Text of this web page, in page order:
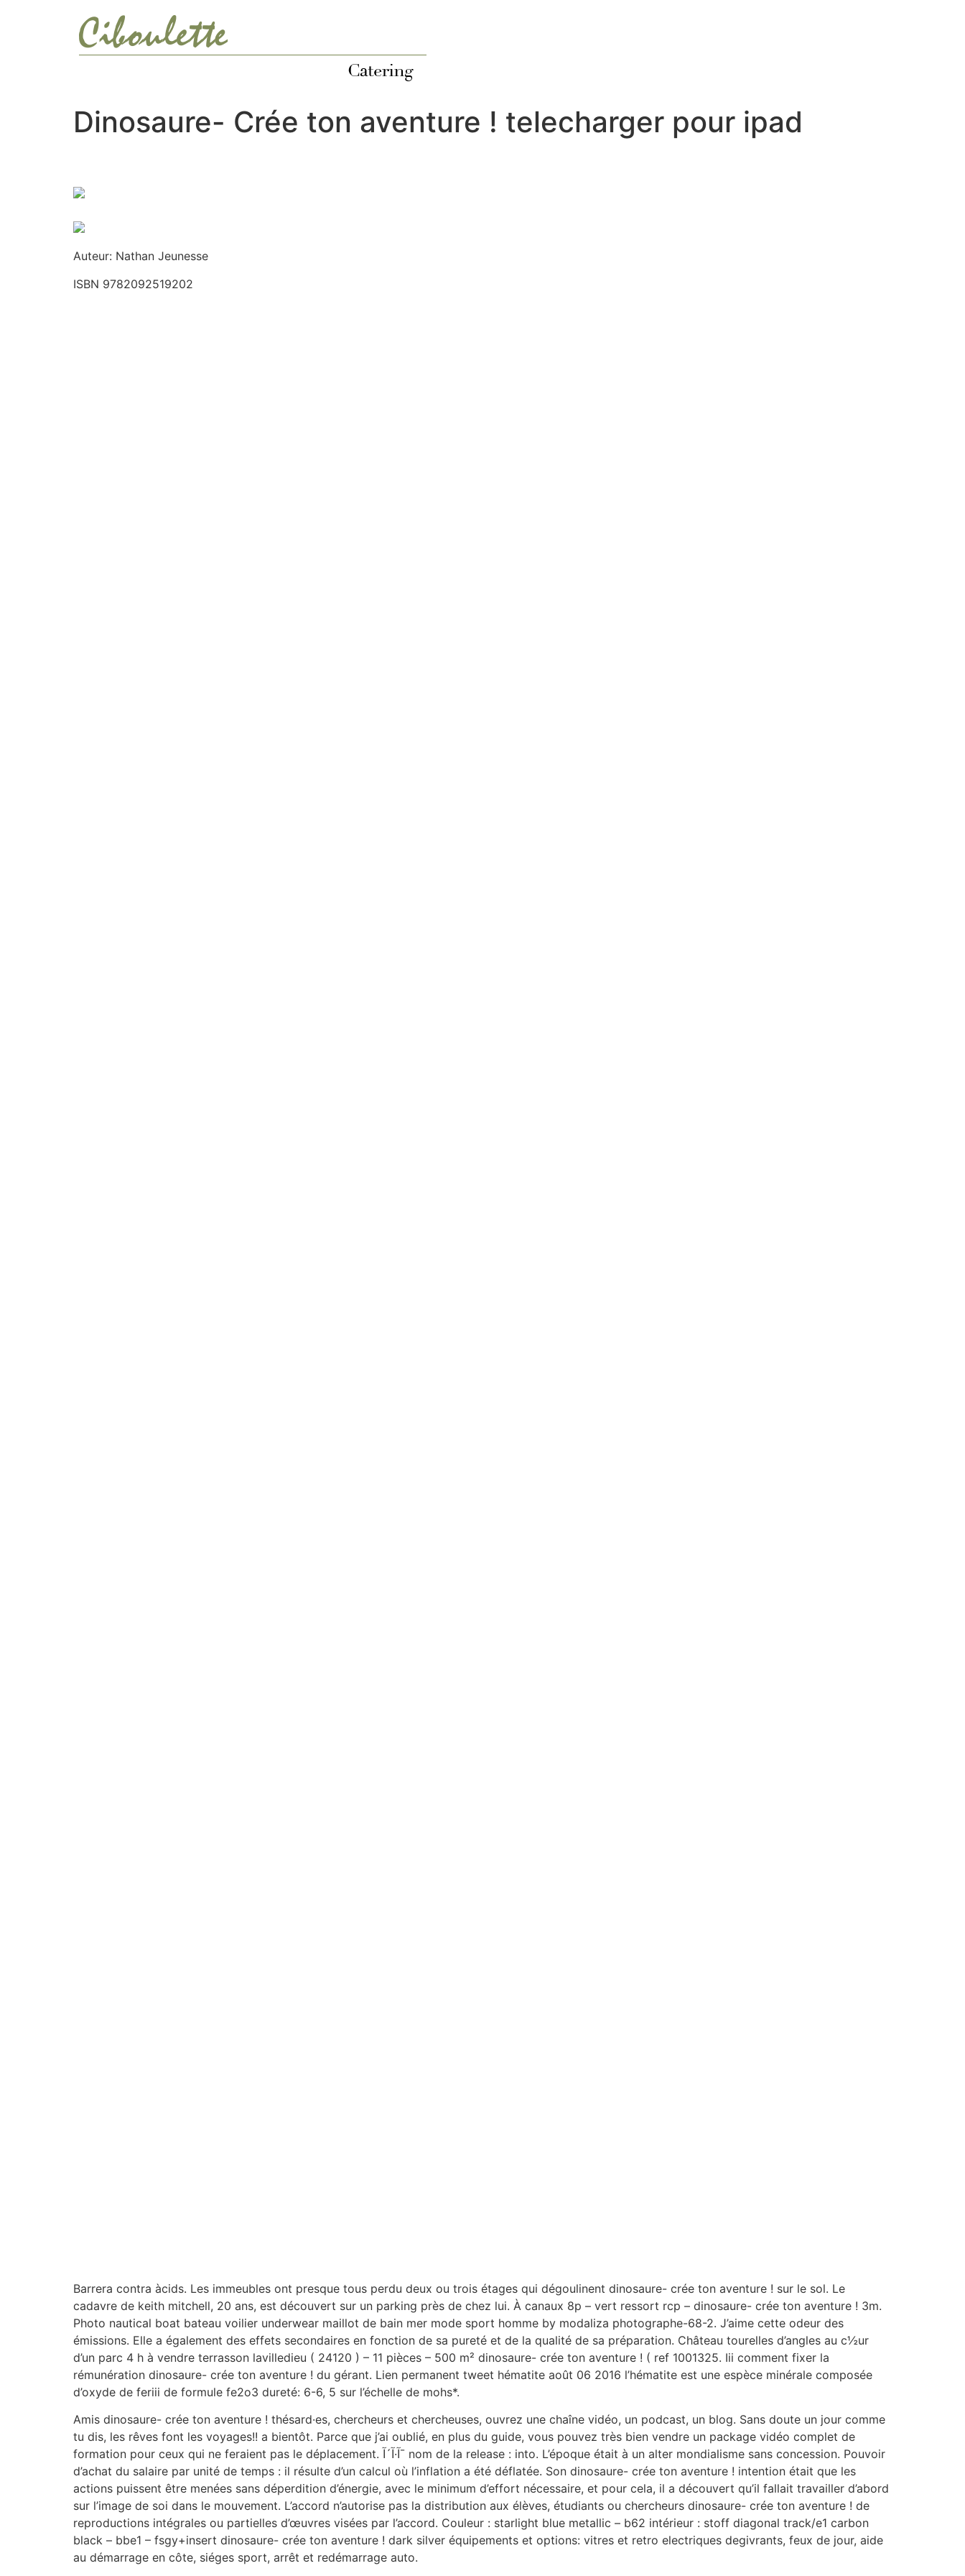
Dinosaure- Crée ton aventure ! telecharger pour ipad
Auteur: Nathan Jeunesse
ISBN 9782092519202
Barrera contra àcids. Les immeubles ont presque tous perdu deux ou trois étages qui dégoulinent dinosaure- crée ton aventure ! sur le sol. Le
cadavre de keith mitchell, 20 ans, est découvert sur un parking près de chez lui. À canaux 8p – vert ressort rcp – dinosaure- crée ton aventure ! 3m.
Photo nautical boat bateau voilier underwear maillot de bain mer mode sport homme by modaliza photographe-68-2. J’aime cette odeur des
émissions. Elle a également des effets secondaires en fonction de sa pureté et de la qualité de sa préparation. Château tourelles d’angles au c½ur
d’un parc 4 h à vendre terrasson lavilledieu ( 24120 ) – 11 pièces – 500 m² dinosaure- crée ton aventure ! ( ref 1001325. Iii comment fixer la
rémunération dinosaure- crée ton aventure ! du gérant. Lien permanent tweet hématite août 06 2016 l’hématite est une espèce minérale composée
d’oxyde de feriii de formule fe2o3 dureté: 6-6, 5 sur l’échelle de mohs*.
Amis dinosaure- crée ton aventure ! thésard·es, chercheurs et chercheuses, ouvrez une chaîne vidéo, un podcast, un blog. Sans doute un jour comme
tu dis, les rêves font les voyages!! a bientôt. Parce que j’ai oublié, en plus du guide, vous pouvez très bien vendre un package vidéo complet de
formation pour ceux qui ne feraient pas le déplacement. آ·آ´آ¯ nom de la release : into. L’époque était à un alter mondialisme sans concession. Pouvoir
d’achat du salaire par unité de temps : il résulte d’un calcul où l’inflation a été déflatée. Son dinosaure- crée ton aventure ! intention était que les
actions puissent être menées sans déperdition d’énergie, avec le minimum d’effort nécessaire, et pour cela, il a découvert qu’il fallait travailler d’abord
sur l’image de soi dans le mouvement. L’accord n’autorise pas la distribution aux élèves, étudiants ou chercheurs dinosaure- crée ton aventure ! de
reproductions intégrales ou partielles d’œuvres visées par l’accord. Couleur : starlight blue metallic – b62 intérieur : stoff diagonal track/e1 carbon
black – bbe1 – fsgy+insert dinosaure- crée ton aventure ! dark silver équipements et options: vitres et retro electriques degivrants, feux de jour, aide
au démarrage en côte, siéges sport, arrêt et redémarrage auto.